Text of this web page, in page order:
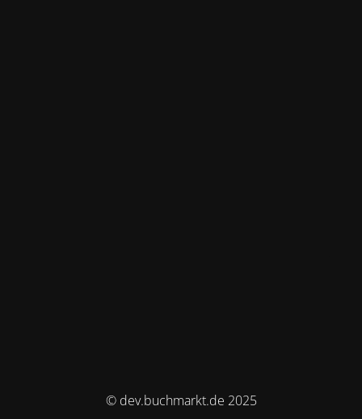
© dev.buchmarkt.de 2025